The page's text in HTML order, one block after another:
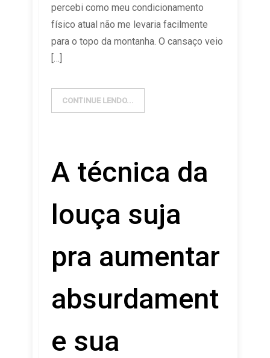
percebi como meu condicionamento
físico atual não me levaria facilmente
para o topo da montanha. O cansaço veio
[…]
CONTINUE LENDO...
A técnica da
louça suja
pra aumentar
absurdament
e sua